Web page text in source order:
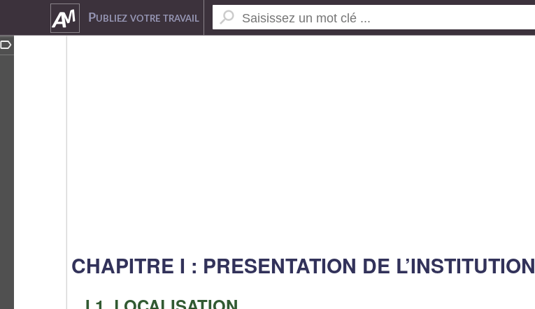
Publiez votre travail
CHAPITRE I : PRESENTATION DE L’INSTITUTION